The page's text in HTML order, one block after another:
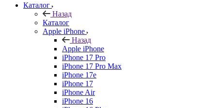
Каталог
Назад
Каталог
Apple iPhone
Назад
Apple iPhone
iPhone 17 Pro
iPhone 17 Pro Max
iPhone 17e
iPhone 17
iPhone Air
iPhone 16